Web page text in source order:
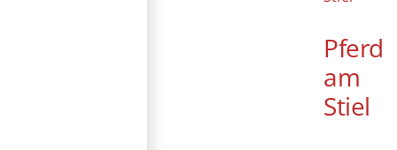
Pferd
am
Stiel